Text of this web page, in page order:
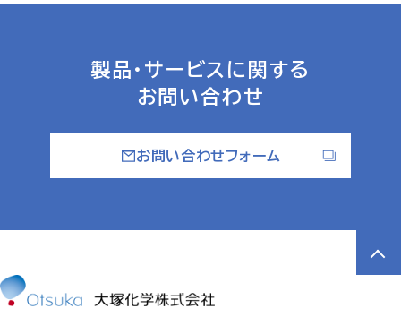
製品・サービスに関する
お問い合わせ
お問い合わせフォーム